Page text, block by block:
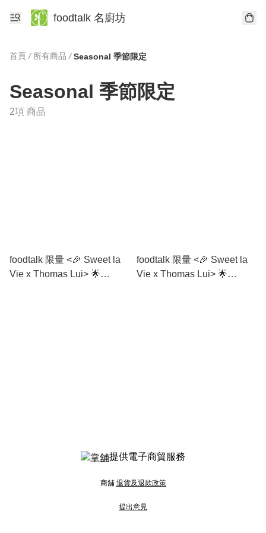
foodtalk 名廚坊
首頁 / 所有商品 / Seasonal 季節限定
Seasonal 季節限定
2項 商品
foodtalk 限量 <🎉 Sweet la
Vie x Thomas Lui> 🌟
foodtalk 限量 <🎉 Sweet la
Vie x Thomas Lui> 🌟
提供電子商貿服務
商舖 退貨及退款政策
提出意見